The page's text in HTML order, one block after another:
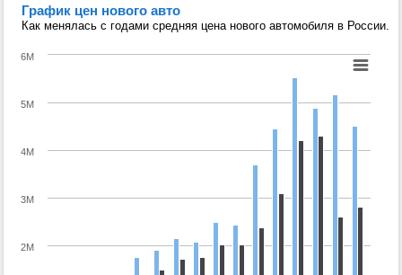
График цен нового авто
Как менялась с годами средняя цена нового автомобиля в России.
2M
3M
4M
5M
6M